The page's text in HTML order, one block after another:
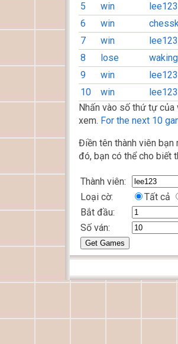
5
win lee123
6
win
7
win lee123
8
lose waking
9
win lee123
10
win lee123
Nhấn vào số thứ tự của
xem. For the next 10
Điền tên thành viên bạn
đó, bạn có thể cho biết
Thành viên:
Loại cờ:
Tất cả
Bắt đầu:
Số ván: